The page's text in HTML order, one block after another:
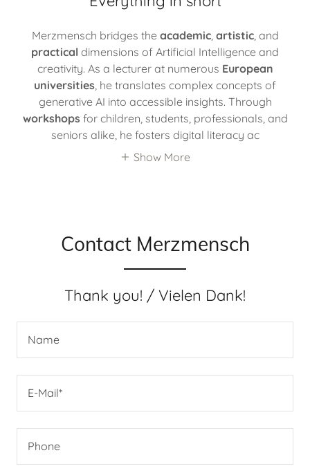
Merzmensch bridges the academic, artistic, and
practical dimensions of Artificial Intelligence and
creativity. As a lecturer at numerous European
universities , he translates complex concepts of
generative AI into accessible insights. Through
workshops for children, students, professionals, and
seniors alike, he fosters digital literacy ac
Show More
Contact Merzmensch
Thank you! / Vielen Dank!
Name
E-Mail*
Phone